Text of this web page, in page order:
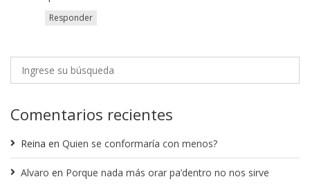
Responder
Comentarios recientes
Reina en Quien se conformaría con menos?
Alvaro en Porque nada más orar pa’dentro no nos sirve